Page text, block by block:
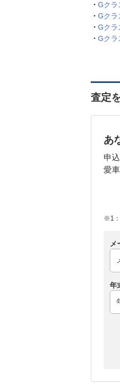
Gクラ
Gクラ
Gクラ
Gクラ
査定
あ
申
愛
※1：
メ
年